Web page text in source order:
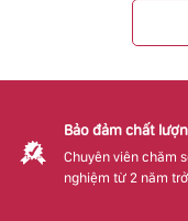
Bảo đảm chất
Chuyên viên chăm
nghiệm từ 2 năm